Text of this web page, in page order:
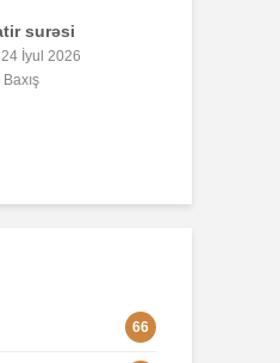
BARƏDƏ
26 İyun 2026
66